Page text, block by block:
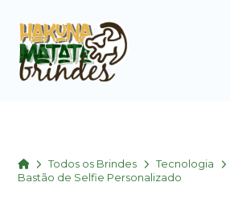
HomeTodos os Brindes
Tecnologia
Bastão de Selfie Personalizado